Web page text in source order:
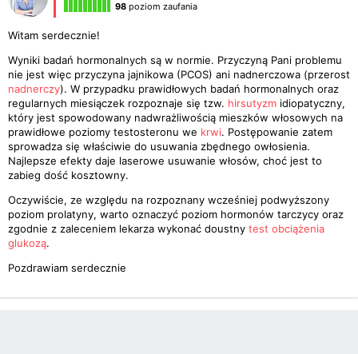
98 poziom zaufania
Witam serdecznie!
Wyniki badań hormonalnych są w normie. Przyczyną Pani problemu
nie jest więc przyczyna jajnikowa (PCOS) ani nadnerczowa (przerost
nadnerczy). W przypadku prawidłowych badań hormonalnych oraz
regularnych miesiączek rozpoznaje się tzw. hirsutyzm idiopatyczny,
który jest spowodowany nadwrażliwością mieszków włosowych na
prawidłowe poziomy testosteronu we krwi. Postępowanie zatem
sprowadza się właściwie do usuwania zbędnego owłosienia.
Najlepsze efekty daje laserowe usuwanie włosów, choć jest to
zabieg dość kosztowny.
Oczywiście, ze względu na rozpoznany wcześniej podwyższony
poziom prolatyny, warto oznaczyć poziom hormonów tarczycy oraz
zgodnie z zaleceniem lekarza wykonać doustny test obciążenia
glukozą.
Pozdrawiam serdecznie